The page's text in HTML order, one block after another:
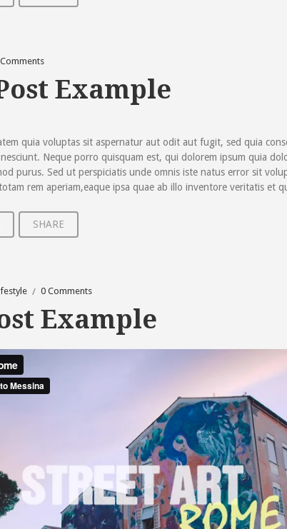
Example
quia voluptas sit aspernatur aut odit aut fugit, sed quia
Neque porro quisquam est, qui dolorem ipsum quia
purus. Sed ut perspiciatis unde omnis iste natus error sit
rem aperiam,eaque ipsa quae ab illo inventore veritatis et
SHARE
0 Comments
Example